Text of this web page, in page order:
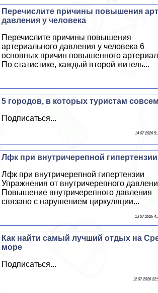
Перечислите причины повышения
давления у человека
Перечислите причины повышения
артериального давления у человека 6
основных причин повышенного
По статистике, каждый второй житель...
5 городов, в которых туристам
Подписаться...
14 07 2026
Лфк при внутричерепной гипертензии
Лфк при внутричерепной гипертензии
Упражнения от внутричерепного
Повышение внутричерепного давления
связано с нарушением циркуляции...
13 07 2026
Как найти самый лучший отдых на
море
Подписаться...
12 07 2026